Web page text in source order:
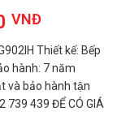
VNĐ.
VNĐGiá
hiện
tại
là:
Thiết kế: Bếp
hành: 7 năm
và bảo hành tận
739 439 ĐỂ CÓ GIÁ